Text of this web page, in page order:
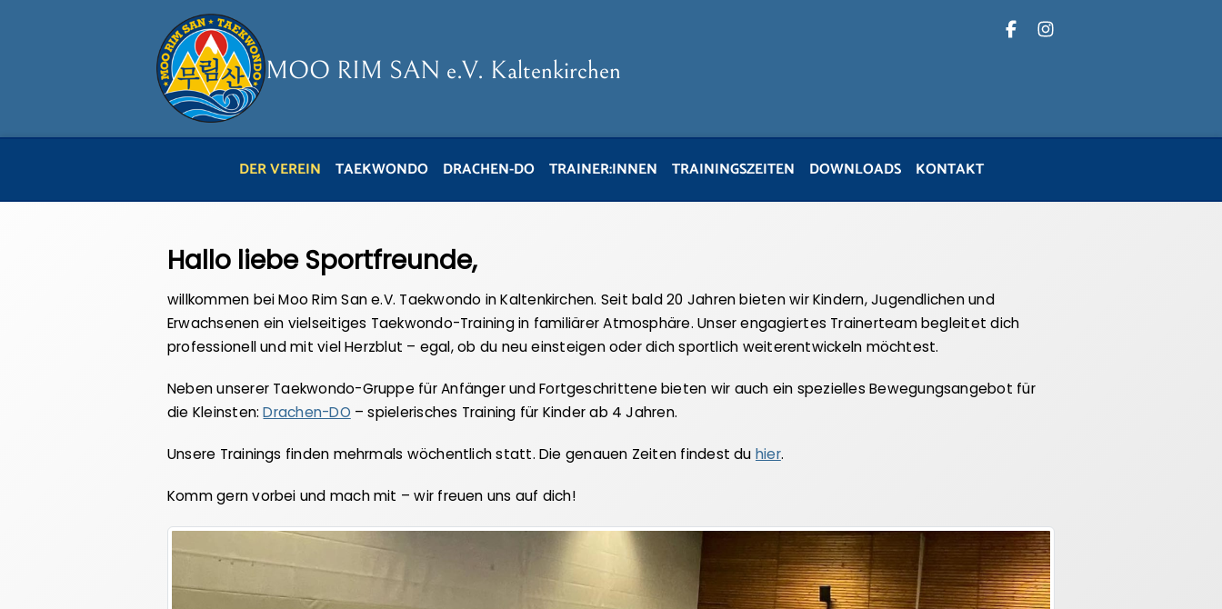
MOO RIM SAN e.V. Kaltenkirchen
DER VEREIN TAEKWONDO DRACHEN-DO TRAINER:INNEN TRAININGSZEITEN DOWNLOADS KONTAKT
Hallo liebe Sportfreunde,
willkommen bei Moo Rim San e.V. Taekwondo in Kaltenkirchen. Seit bald 20 Jahren bieten wir Kindern, Jugendlichen und
Erwachsenen ein vielseitiges Taekwondo-Training in familiärer Atmosphäre. Unser engagiertes Trainerteam begleitet dich
professionell und mit viel Herzblut – egal, ob du neu einsteigen oder dich sportlich weiterentwickeln möchtest.
Neben unserer Taekwondo-Gruppe für Anfänger und Fortgeschrittene bieten wir auch ein spezielles Bewegungsangebot für
die Kleinsten:Drachen-DO – spielerisches Training für Kinder ab 4 Jahren.
Unsere Trainings finden mehrmals wöchentlich statt. Die genauen Zeiten findest du hier.
Komm gern vorbei und mach mit – wir freuen uns auf dich!